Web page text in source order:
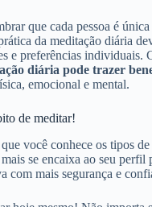
que cada pessoa é
da meditação diária
e preferências individuais.
diária pode trazer
emocional e mental.
de meditar!
você conhece os tipos
se encaixa ao seu perfil
com mais segurança e